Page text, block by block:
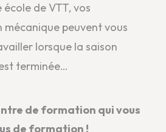
école de VTT, vos
mécanique peuvent vous
lorsque la saison
terminée…
de formation qui vous
de formation !